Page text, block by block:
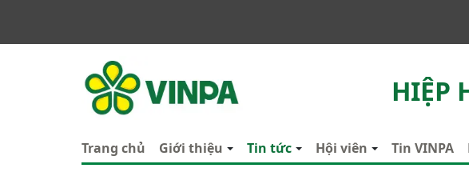
VINPA
HIỆP
Trang chủ Giới thiệu Tin tức Hội viên Tin VINPA